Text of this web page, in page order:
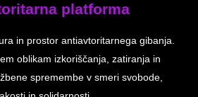
platforma
in prostor antiavtoritarnega gibanja.
oblikam izkoriščanja, zatiranja in
spremembe v smeri svobode,